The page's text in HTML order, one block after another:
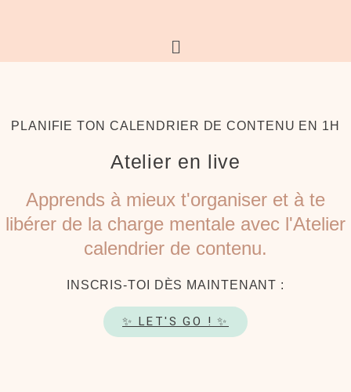
PLANIFIE TON CALENDRIER DE CONTENU EN 1H
Atelier en live
Apprends à mieux t'organiser et à te
libérer de la charge mentale avec l'Atelier
calendrier de contenu.
INSCRIS-TOI DÈS MAINTENANT :
✨ LET'S GO ! ✨